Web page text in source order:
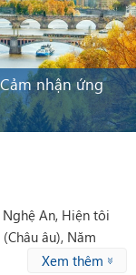
Cảm nhận ứng
An, Hiện tôi
âu), Năm
làm việc tai công
Xem thêm